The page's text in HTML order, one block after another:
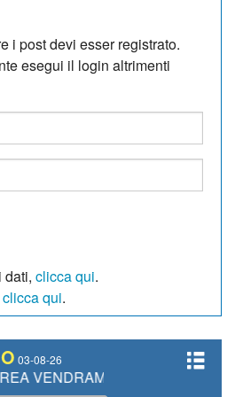
i post devi esser registrato.
esegui il login altrimenti
dati, clicca qui.
clicca qui.
03-08-26
FILIPPO FIORELLI